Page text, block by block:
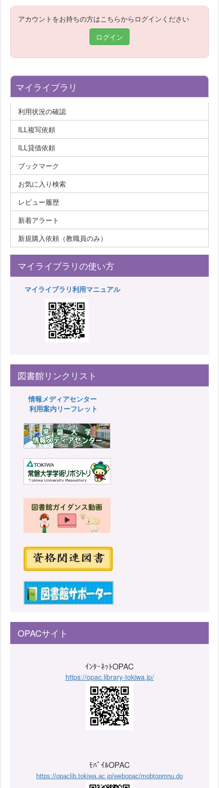
アカウントをお持ちの方はこちらからログインください
ログイン
マイライブラリ
利用状況の確認
ILL複写依頼
ILL貸借依頼
ブックマーク
お気に入り検索
レビュー履歴
新着アラート
新規購入依頼（教職員のみ）
マイライブラリの使い方
マイライブラリ利用マニュアル
図書館リンクリスト
情報メディアセンター
利用案内リーフレット
OPACサイト
ｲﾝﾀｰﾈｯﾄOPAC
https://opac.library-tokiwa.jp/
ﾓﾊﾞｲﾙOPAC
https://opaclib.tokiwa.ac.jp/webopac/mobtopmnu.do